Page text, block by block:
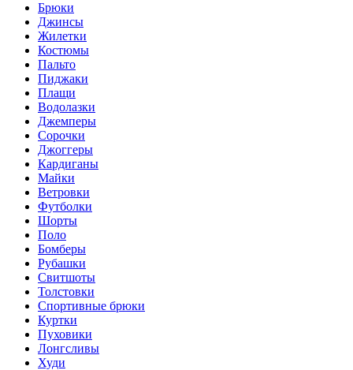
Брюки
Джинсы
Жилетки
Костюмы
Пальто
Пиджаки
Плащи
Водолазки
Джемперы
Сорочки
Джоггеры
Кардиганы
Майки
Ветровки
Футболки
Шорты
Поло
Бомберы
Рубашки
Свитшоты
Толстовки
Спортивные брюки
Куртки
Пуховики
Лонгсливы
Худи